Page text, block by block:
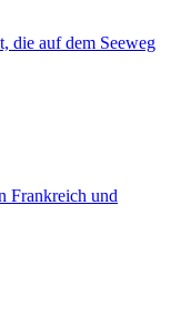
die auf dem Seeweg
Frankreich und